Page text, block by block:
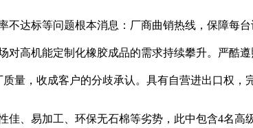
标等问题根本消息：厂商曲销热线，保障每
高机能定制化橡胶成品的需求持续攀升。严酷
量，收成客户的分歧承认。具有自营进出口权，
易加工、环保无石棉等劣势，此中包含4名高